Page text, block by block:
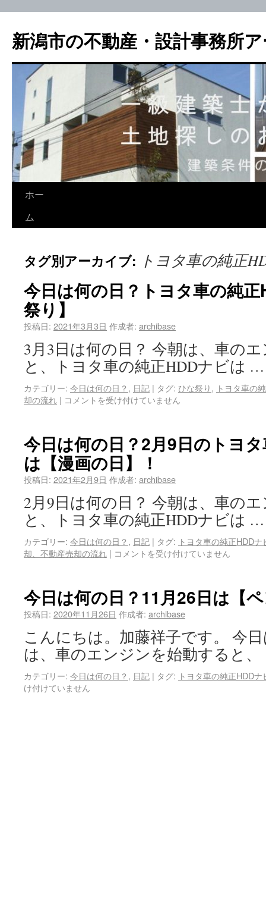
新潟市の不動産・設計事務所
ホー
ム
タグ別アーカイブ: トヨタ車の純正
今日は何の日？トヨタ車の純
祭り】
投稿日: 2021年3月3日 作成者: archibase
3月3日は何の日？ 今朝は、車の
と、トヨタ車の純正HDDナビは
カテゴリー: 今日は何の日？ , 日記 | タグ: ひな祭り, トヨタ車の
却の流れ | コメントを受け付けていません
今日は何の日？2月9日のトヨ
は【漫画の日】！
投稿日: 2021年2月9日 作成者: archibase
2月9日は何の日？ 今朝は、車の
と、トヨタ車の純正HDDナビは
カテゴリー: 今日は何の日？ , 日記 | タグ: トヨタ車の純正HDDナ
却、不動産売却の流れ | コメントを受け付けていません
今日は何の日？11月26日は【
投稿日: 2020年11月26日 作成者: archibase
こんにちは。加藤祥子です。 今
は、車のエンジンを始動すると
カテゴリー: 今日は何の日？ , 日記 | タグ: トヨタ車の純正HDDナ
け付けていません